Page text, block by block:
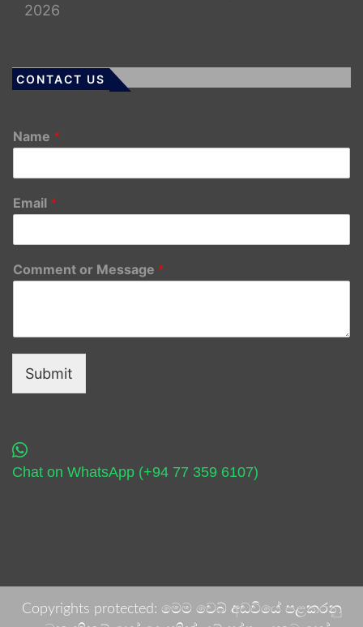
2026
CONTACT US
Name *
Email *
Comment or Message *
Submit
Chat on WhatsApp (+94 77 359 6107)
Copyrights protected: මෙම වෙබ් අඩවියේ පළකරනු